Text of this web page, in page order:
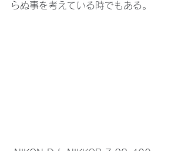
らぬ事を考えている時でもある。